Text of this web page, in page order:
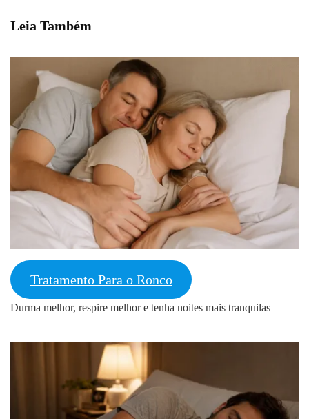
Leia Também
Tratamento Para o Ronco
Durma melhor, respire melhor e tenha noites mais tranquilas